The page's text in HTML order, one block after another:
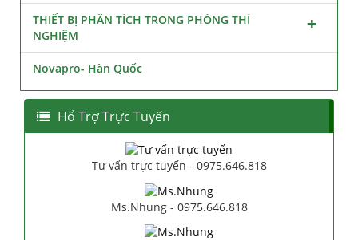
THIẾT BỊ PHÂN TÍCH TRONG PHÒNG THÍ
NGHIỆM
Novapro- Hàn Quốc
Hổ Trợ Trực Tuyến
Tư vấn trực tuyến - 0975.646.818
Ms.Nhung - 0975.646.818